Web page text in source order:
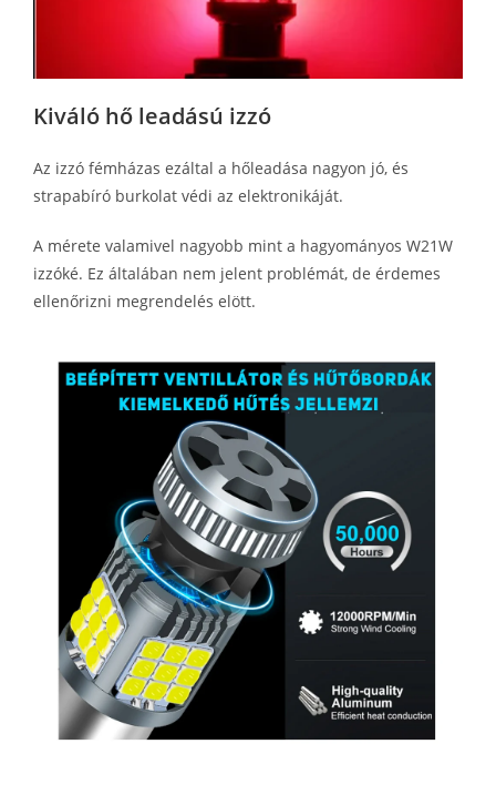
Kiváló hő leadású izzó
Az izzó fémházas ezáltal a hőleadása nagyon jó, és
strapabíró burkolat védi az elektronikáját.
A mérete valamivel nagyobb mint a hagyományos W21W
izzóké. Ez általában nem jelent problémát, de érdemes
ellenőrizni megrendelés elött.